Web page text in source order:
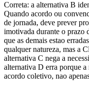
Correta: a alternativa B
Quando acordo ou
de jornada, deve prever
imotivada durante o prazo
que as demais estao
qualquer natureza, mas a
alternativa C nega a
alternativa D erra porque a
acordo coletivo, nao